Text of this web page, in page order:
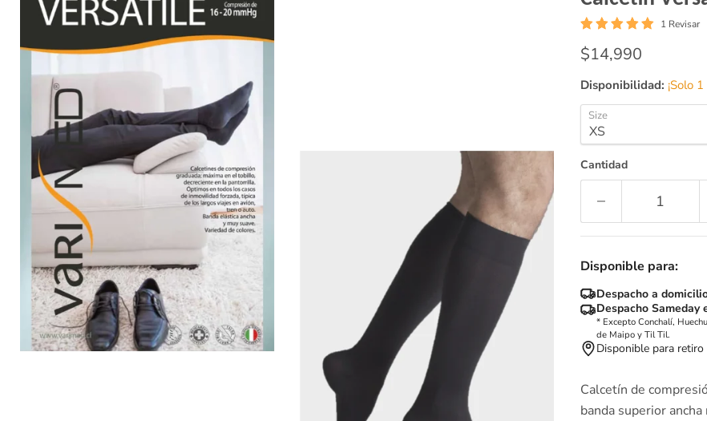
1 Revisar
Precio actual
$14,990
Disponibilidad: ¡Solo
Size
Cantidad
Disponible para:
Despacho a
Despacho Sameday
* Excepto Conchalí,
de Maipo y Til Til.
Disponible para retiro
Calcetín de
banda superior